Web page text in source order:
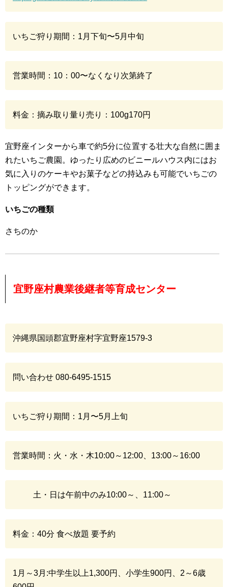
いちご狩り期間：1月下旬〜5月中旬
営業時間：10：00〜なくなり次第終了
料金：摘み取り量り売り：100g170円
宜野座インターから車で約5分に位置する壮大な自然に囲ま
れたいちご農園。ゆったり広めのビニールハウス内にはお
気に入りのケーキやお菓子などの持込みも可能でいちごの
トッピングができます。
いちごの種類
さちのか
宜野座村農業後継者等育成センター
沖縄県国頭郡宜野座村字宜野座1579-3
問い合わせ 080-6495-1515
いちご狩り期間：1月〜5月上旬
営業時間：火・水・木10:00～12:00、13:00～16:00
土・日は午前中のみ10:00～、11:00～
料金：40分 食べ放題 要予約
1月～3月:中学生以上1,300円、小学生900円、2～6歳